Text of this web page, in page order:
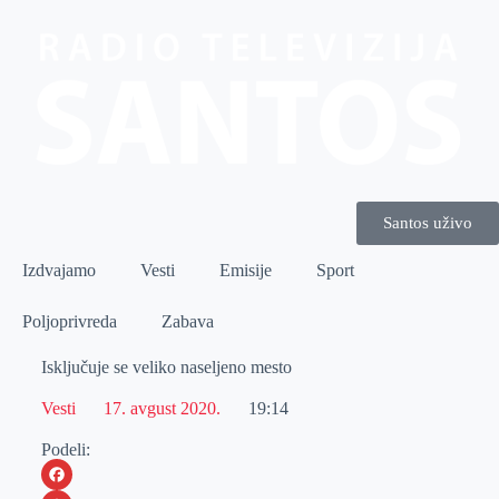
Santos uživo
Izdvajamo Vesti Emisije Sport
Poljoprivreda Zabava
Isključuje se veliko naseljeno mesto
Vesti 17. avgust 2020. 19:14
Podeli: